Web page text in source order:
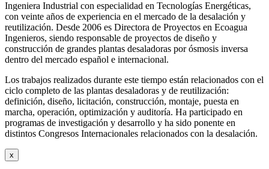
Ingeniera Industrial con especialidad en Tecnologías Energéticas,
con veinte años de experiencia en el mercado de la desalación y
reutilización. Desde 2006 es Directora de Proyectos en Ecoagua
Ingenieros, siendo responsable de proyectos de diseño y
construcción de grandes plantas desaladoras por ósmosis inversa
dentro del mercado español e internacional.
Los trabajos realizados durante este tiempo están relacionados con el
ciclo completo de las plantas desaladoras y de reutilización:
definición, diseño, licitación, construcción, montaje, puesta en
marcha, operación, optimización y auditoría. Ha participado en
programas de investigación y desarrollo y ha sido ponente en
distintos Congresos Internacionales relacionados con la desalación.
x